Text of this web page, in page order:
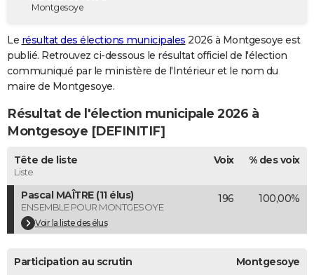
Destinations
City break
Voyage nature
Voyage de noces
Forum
GUIDES D'ACHAT
BONS PLANS
Carte de Noël
Carte Bonne année
Carte Saint-Valentin
Carte Pâques
Carte d'anniversaire
DICTIONNAIRE
Dictionnaire
Biographies
Citations
Expressions
Proverbes
PROGRAMME TV
COPAINS D'AVANT
S'inscrire
Se connecter
Lycées
Collèges
Primaires
Universités
Entreprises
Service militaire
Avis de recherche
AVIS DE DÉCÈS
Bricolage
Television
Montgesoye
Le résultat des élections municipales 2026 à Montgesoye est
publié. Retrouvez ci-dessous le résultat officiel de l'élection
communiqué par le ministère de l'Intérieur et le nom du
maire de Montgesoye.
Résultat de l'élection municipale 2026 à
Montgesoye [DEFINITIF]
Tête de liste
Liste
Voix % des voix
Pascal MAÎTRE (11 élus)
ENSEMBLE POUR MONTGESOYE
Voir la liste des élus
196 100,00%
Participation au scrutin Montgesoye